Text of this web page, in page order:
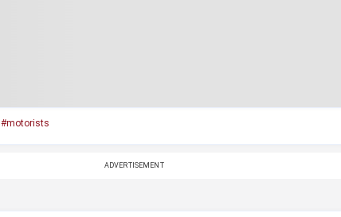
#motorists
ADVERTISEMENT